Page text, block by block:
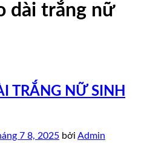
dài trắng nữ
TRẮNG NỮ SINH
7 8, 2025 bởi Admin